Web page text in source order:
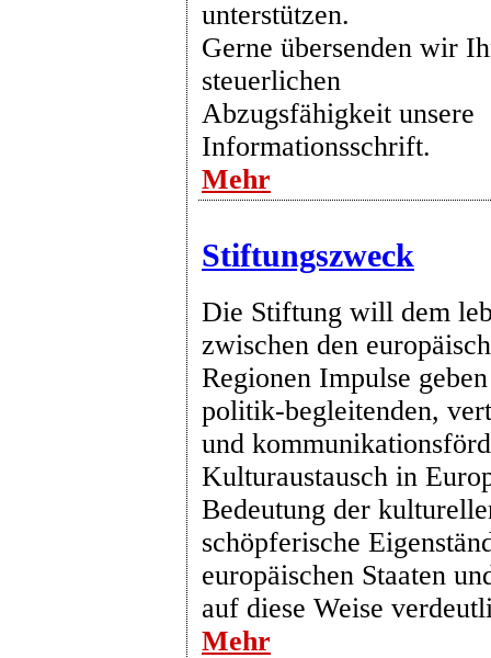
unterstützen.
Gerne übersenden wir
steuerlichen
Abzugsfähigkeit unsere
Informationsschrift.
Mehr
Stiftungszweck
Die Stiftung will dem
zwischen den
Regionen Impulse
politik-begleitenden,
und
Kulturaustausch in
Bedeutung der
schöpferische
europäischen Staaten
auf diese Weise
Mehr